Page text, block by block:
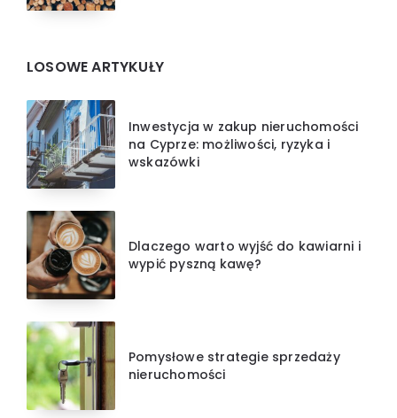
LOSOWE ARTYKUŁY
Inwestycja w zakup nieruchomości
na Cyprze: możliwości, ryzyka i
wskazówki
Dlaczego warto wyjść do kawiarni i
wypić pyszną kawę?
Pomysłowe strategie sprzedaży
nieruchomości